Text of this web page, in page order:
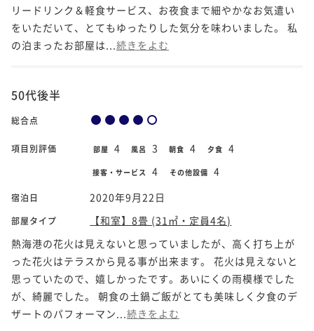
リードリンク＆軽食サービス、お夜食まで細やかなお気遣い
をいただいて、とてもゆったりした気分を味わいました。 私
の泊まったお部屋は... 続きをよむ
50代後半
総合点
項目別評価 部屋 4 風呂 3 朝食 4 夕食 4
接客・サービス 4 その他設備 4
宿泊日 2020年9月22日
部屋タイプ
【和室】8畳 (31㎡・定員4名)
熱海港の花火は見えないと思っていましたが、高く打ち上が
った花火はテラスから見る事が出来ます。 花火は見えないと
思っていたので、嬉しかったです。あいにくの雨模様でした
が、綺麗でした。 朝食の土鍋ご飯がとても美味しく夕食のデ
ザートのパフォーマン... 続きをよむ